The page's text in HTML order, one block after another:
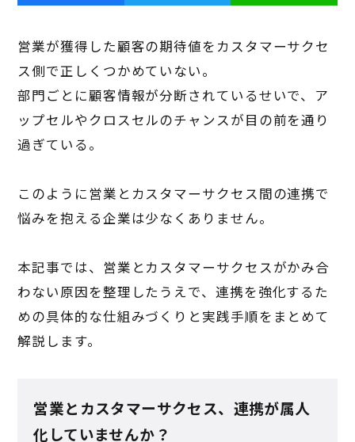
営業が獲得した顧客の期待値をカスタマーサクセ
ス側で正しくつかめていない。
部門ごとに顧客情報が分断されているせいで、ア
ップセルやクロスセルのチャンスが目の前を通り
過ぎている。
このように営業とカスタマーサクセス間の連携で
悩みを抱える企業は少なくありません。
本記事では、営業とカスタマーサクセスがかみ合
わない原因を整理したうえで、連携を強化するた
めの具体的な仕組みづくりと実践手順をまとめて
解説します。
営業とカスタマーサクセス、連携が属人
化していませんか？